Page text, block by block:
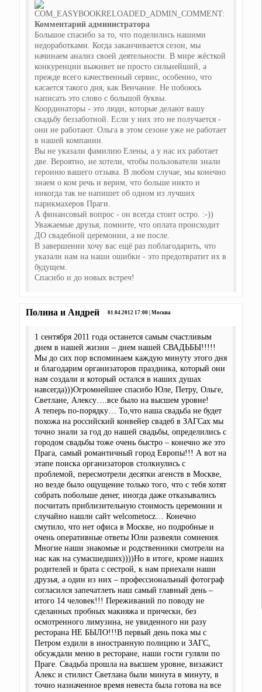
Комментарий администратора
Большое спасибо за то, что поделились нашими
недоработками. Когда заканчивается сезон, мы
начинаем анализ своей деятельности. В мире жёсткой
конкуренции выживет не просто сильнейший, а
прежде всего качественный сервис, особенно, что
касается такого дня, как Венчание. Не побоюсь
написать это слово с большой буквы.
Координаторы - это люди, которые делают вашу
свадьбу беззаботной. Если у них это не получается -
они не работают. Ольга в этом сезоне уже не работает
в нашей компании.
Вы не указали фамилию Елены, а у нас их работает
две. Вероятно, не хотели, чтобы пользователи знали
героиню вашего отзыва. В любом случае, мы конечно
знаем о ком речь и верим, что больше никто и
никогда так не напишет об одном из лучших
парикмахеров Праги.
А финансовый вопрос - он всегда стоит остро. :-))
Уважаемые друзья, помните, что оплата происходит
ДО свадебной церемонии, а не после.
В завершении хочу вас ещё раз поблагодарить, что
указали нам на наши ошибки - это предотвратит их в
будущем.
Спасибо и до новых встреч!
Полина и Андрей 01.04.2012 17:00 | Москва
1 сентября 2011 года останется самым счастливым
днем в нашей жизни – днем нашей СВАДЬБЫ!!!!!
Мы до сих пор вспоминаем каждую минуту этого дня
и благодарим организаторов праздника, который они
нам создали и который остался в наших душах
навсегда)))Огромнейшее спасибо Юле, Петру, Ольге,
Светлане, Алексу….все было на высшем уровне!
А теперь по-порядку… То,что наша свадьба не будет
похожа на российский конвейер свадеб в ЗАГСах мы
точно знали за год до нашей свадьбы, определились с
городом свадьбы тоже очень быстро – конечно же это
Прага, самый романтичный город Европы!!! А вот на
этапе поиска организаторов столкнулись с
проблемой, пересмотрели десятки агенств в Москве,
но везде было ощущение только того, что с тебя хотят
собрать побольше денег, иногда даже отказывались
посчитать приблизительную стоимость церемонии и
случайно нашли сайт welcometocz… Конечно
смутило, что нет офиса в Москве, но подробные и
очень оперативные ответы Юли развеяли сомнения.
Многие наши знакомые и родственники смотрели на
нас как на сумасшедших))))Но в итоге, кроме наших
родителей и брата с сестрой, к нам приехали наши
друзья, а один из них – профессиональный фотограф
согласился запечатлеть наш самый главный день –
итого 14 человек!!! Переживаний по поводу не
сделанных пробных макияжа и прически, без
осмотренного лимузина, не увиденного ни разу
ресторана НЕ БЫЛО!!!В первый день пока мы с
Петром ездили в иностранную полицию и ЗАГС,
обсуждали меню в ресторане, наши гости гуляли по
Праге. Свадьба прошла на высшем уровне, визажист
Алекс и стилист Светлана были минута в минуту, в
точно назначенное время невеста была готова на все